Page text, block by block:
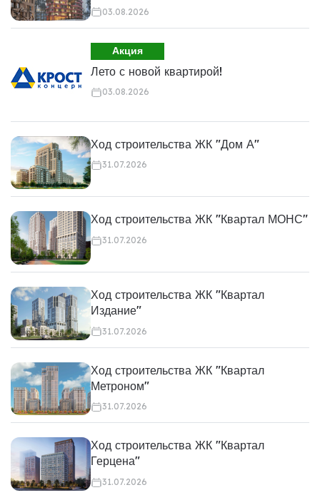
03.08.2026
Акция
Лето с новой квартирой!
03.08.2026
Ход строительства ЖК "Дом А"
31.07.2026
Ход строительства ЖК "Квартал МОНС"
31.07.2026
Ход строительства ЖК "Квартал
Издание"
31.07.2026
Ход строительства ЖК "Квартал
Метроном"
31.07.2026
Ход строительства ЖК "Квартал
Герцена"
31.07.2026